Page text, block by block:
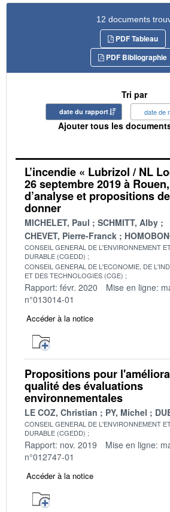
12 documents
PDF Tableau
PDF Bibliographie
Tri par
date du rapport date de
Ajouter tous les
L’incendie « Lubrizol / NL
26 septembre 2019 à
d’analyse et propositions
donner
MICHELET, Paul
SCHMITT, Alby
CHEVET, Pierre-Franck
CONSEIL GENERAL DE L'ENVIRONNEMENT
DURABLE (CGEDD)
CONSEIL GENERAL DE L'ECONOMIE, DE
ET DES TECHNOLOGIES (CGE)
Rapport: févr. 2020 Mise en ligne:
n°013014-01
Accéder à la notice
Propositions pour
qualité des évaluations
environnementales
LE COZ, Christian PY, Michel
CONSEIL GENERAL DE L'ENVIRONNEMENT
DURABLE (CGEDD)
Rapport: nov. 2019 Mise en ligne:
n°012747-01
Accéder à la notice